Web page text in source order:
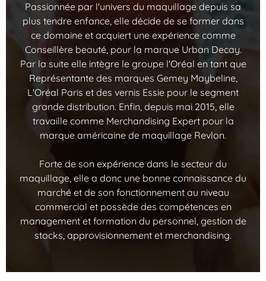
Passionnée par l'univers du maquillage depuis sa
plus tendre enfance, elle décide de se former dans
ce domaine et acquiert une expérience comme
Conseillère beauté, pour la marque Urban Decay.
Par la suite elle intègre le groupe l'Oréal en tant que
Représentante des marques Gemey Maybeline,
L'Oréal Paris et des vernis Essie pour le segment
grande distribution. Enfin, depuis mai 2015, elle
travaille comme Merchandising Expert pour la
marque américaine de maquillage Revlon.
Forte de son expérience dans le secteur du
maquillage, elle a donc une bonne connaissance du
marché et de son fonctionnement au niveau
commercial et possède des compétences en
management et formation du personnel, gestion de
stocks, approvisionnement et merchandising.